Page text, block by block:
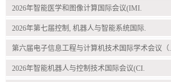
2026年智能医学和图像计算国际会议(IMI.
2026年第七届控制, 机器人与智能系统国际.
第六届电子信息工程与计算机技术国际学术会议（.
2026年智能机器人与控制技术国际会议(CI.